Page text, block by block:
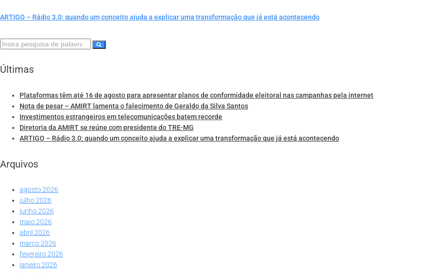
ARTIGO – Rádio 3.0: quando um conceito ajuda a explicar uma transformação que já está acontecendo
Últimas
Plataformas têm até 16 de agosto para apresentar planos de conformidade eleitoral nas campanhas pela internet
Nota de pesar – AMIRT lamenta o falecimento de Geraldo da Silva Santos
Investimentos estrangeiros em telecomunicações batem recorde
Diretoria da AMIRT se reúne com presidente do TRE-MG
ARTIGO – Rádio 3.0: quando um conceito ajuda a explicar uma transformação que já está acontecendo
Arquivos
agosto 2026
julho 2026
junho 2026
maio 2026
abril 2026
março 2026
fevereiro 2026
janeiro 2026